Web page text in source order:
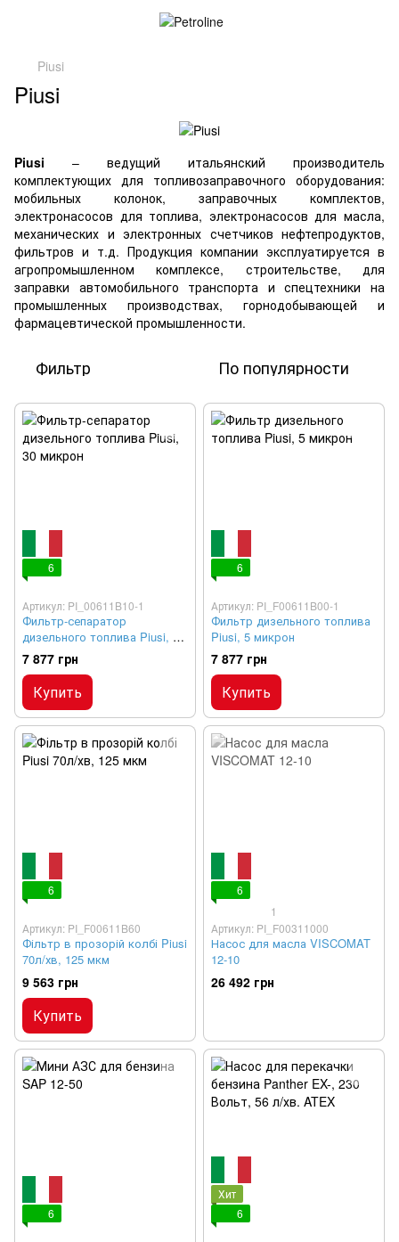
Piusi
Piusi
Piusi – ведущий итальянский производитель
комплектующих для топливозаправочного оборудования:
мобильных колонок, заправочных комплектов,
электронасосов для топлива, электронасосов для масла,
механических и электронных счетчиков нефтепродуктов,
фильтров и т.д. Продукция компании эксплуатируется в
агропромышленном комплексе, строительстве, для
заправки автомобильного транспорта и спецтехники на
промышленных производствах, горнодобывающей и
фармацевтической промышленности.
Фильтр По популярности
6
Артикул: PI_00611B10-1
Фильтр-сепаратор
дизельного топлива Piusi, 30
микрон
7 877 грн
Купить
6
Артикул: PI_F00611B00-1
Фильтр дизельного топлива
Piusi, 5 микрон
7 877 грн
Купить
6
Артикул: PI_F00611B60
Фільтр в прозорій колбі Piusi
70л/хв, 125 мкм
9 563 грн
Купить
6
1
Артикул: PI_F00311000
Насос для масла VISCOMAT
12-10
26 492 грн
6
Хит
6